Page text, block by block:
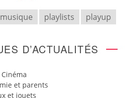
musique playlists playup
D’ACTUALITÉS
Cinéma
et parents
et jouets